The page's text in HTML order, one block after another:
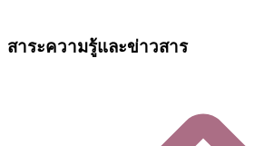
สาระความรู้และข่าวสาร